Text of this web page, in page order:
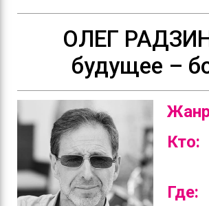
ОЛЕГ
будущее –
Кто:
Где: